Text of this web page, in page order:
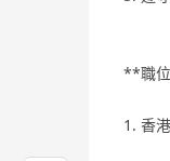
**職
1. 香